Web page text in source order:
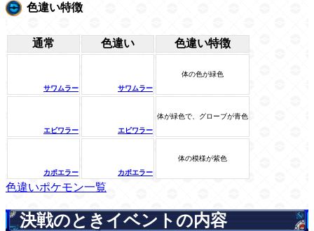
色違い特徴
通常 色違い 色違い特徴
サワムラー サワムラー
体の色が緑色
エビワラー エビワラー
体が緑色で、グローブが青色
カポエラー カポエラー
体の模様が紫色
色違いポケモン一覧
決戦のときイベントの内容